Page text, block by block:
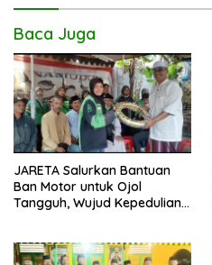
Baca Juga
JARETA Salurkan Bantuan
Ban Motor untuk Ojol
Tangguh, Wujud Kepedulian